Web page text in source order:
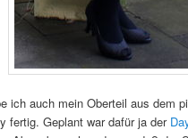
ich auch mein Oberteil aus dem
fertig. Geplant war dafür ja der